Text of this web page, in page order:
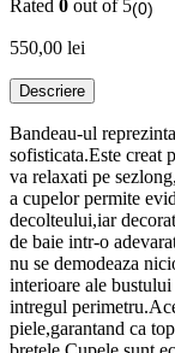
Rated 0 out of 5(0)
550,00 lei
Descriere
Bandeau-ul
sofisticata.Este creat
va relaxati pe
a cupelor permite
decolteului,iar
de baie intr-o
nu se demodeaza
interioare ale
intregul
piele,garantand ca